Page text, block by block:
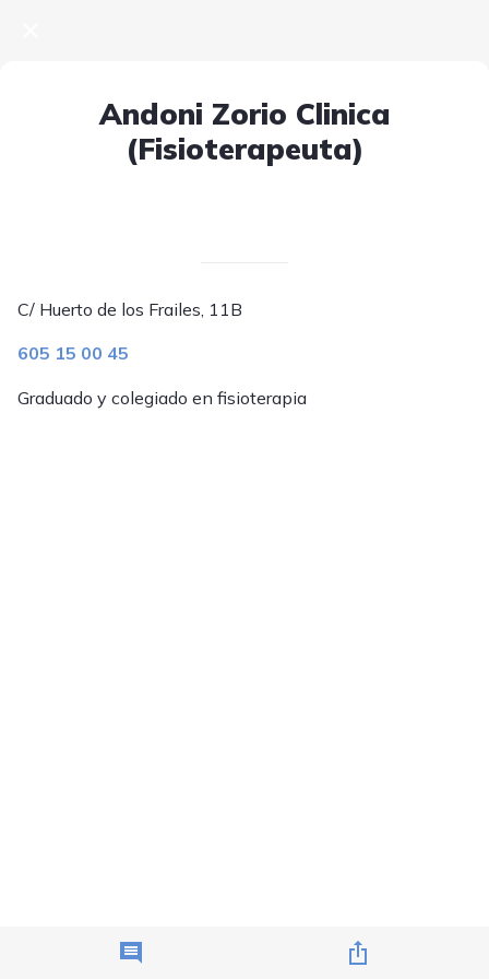
Andoni Zorio Clinica
(Fisioterapeuta)
C/ Huerto de los Frailes, 11B
605 15 00 45
Graduado y colegiado en fisioterapia